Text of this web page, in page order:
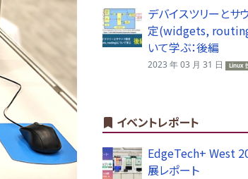
デバイスツリーとサ
定(widgets,
いて学ぶ：後編
2023 年 03 月 31 日 Linux
イベントレポート
EdgeTech+ West
展レポート